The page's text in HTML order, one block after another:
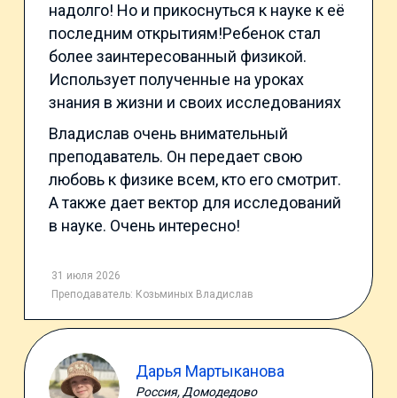
надолго! Но и прикоснуться к науке к её
последним открытиям!Ребенок стал
более заинтересованный физикой.
Использует полученные на уроках
знания в жизни и своих исследованиях
Владислав очень внимательный
преподаватель. Он передает свою
любовь к физике всем, кто его смотрит.
А также дает вектор для исследований
в науке. Очень интересно!
31 июля 2026
Преподаватель: Козьминых Владислав
Дарья Мартыканова
Россия, Домодедово